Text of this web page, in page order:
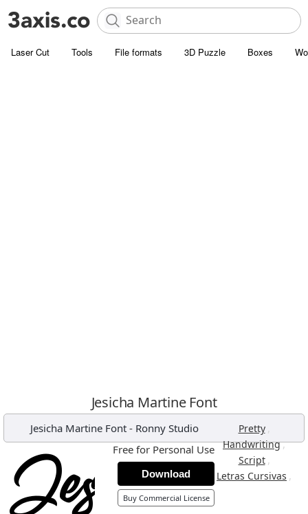
Laser Cut Tools File formats 3D Puzzle Boxes
Jesicha Martine Font
Jesicha Martine Font - Ronny Studio Pretty ,
Handwriting,
Script ,
Letras Cursivas ,
Free for Personal Use
Download
Buy Commercial License